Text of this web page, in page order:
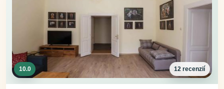
10.0 12 recenzií